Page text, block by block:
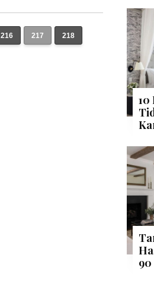
216 217 218
10